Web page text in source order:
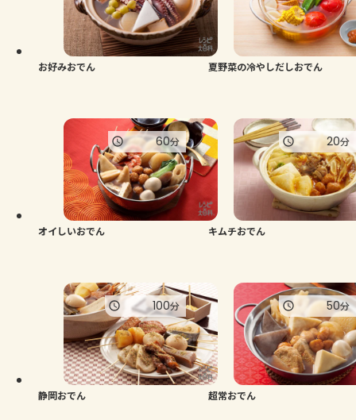
お好みおでん 夏野菜の冷やしだしおでん
オイしいおでん
60分
キムチおでん
20分
静岡おでん
100分
超常おでん
50分